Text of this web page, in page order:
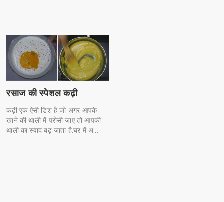
रसाज की स्पेशल कढ़ी
कढ़ी एक ऐसी डिश है जो अगर आपके
खाने की थाली में परोसी जाए तो आपकी
थाली का स्वाद बढ़ जाता है.घर में अ...